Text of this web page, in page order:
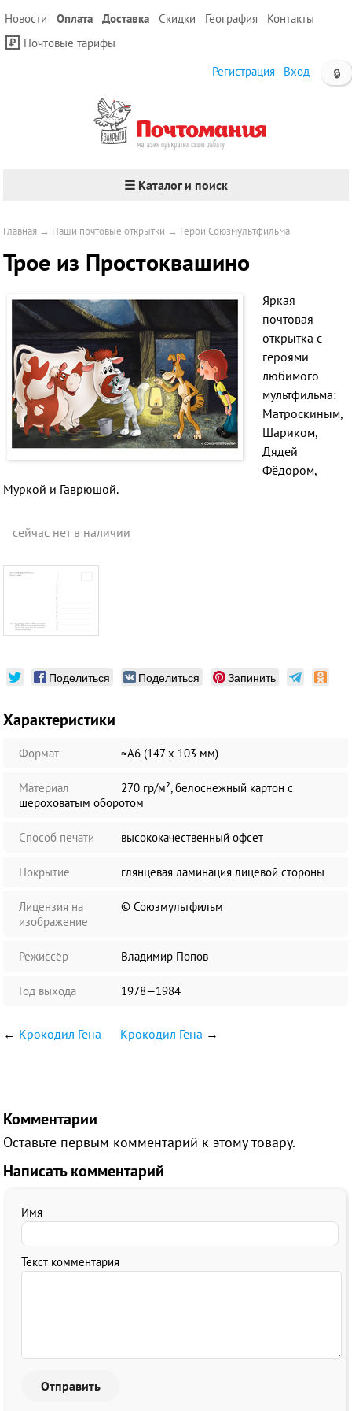
Новости Оплата Доставка Скидки География
Контакты
Почтовые тарифы
🔒
Регистрация Вход
☰ Каталог и поиск
Главная → Наши почтовые открытки → Герои Союзмультфильма
Трое из Простоквашино
Яркая
почтовая
открытка с
героями
любимого
мультфильма:
Матроскиным,
Шариком,
Дядей
Фёдором,
Муркой и Гаврюшой.
сейчас нет в наличии
Поделиться Поделиться Запинить
Характеристики
Формат ≈А6 (147 х 103 мм)
Материал
270 гр/м², белоснежный картон с
шероховатым оборотом
Способ печати высококачественный офсет
Покрытие глянцевая ламинация лицевой стороны
Лицензия на
изображение
© Союзмультфильм
Режиссёр Владимир Попов
Год выхода 1978—1984
← Крокодил Гена Крокодил Гена →
Комментарии
Оставьте первым комментарий к этому товару.
Написать комментарий
Имя
Текст комментария